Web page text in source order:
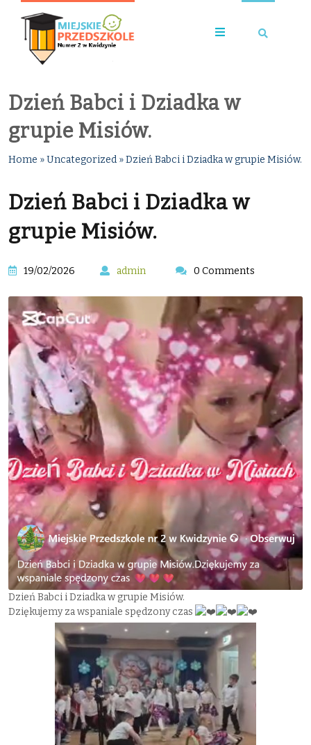
Dzień Babci i Dziadka w
grupie Misiów.
Home »Uncategorized »Dzień Babci i Dziadka w grupie Misiów.
Dzień Babci i Dziadka w
grupie Misiów.
19/02/2026 admin 0 Comments
Dzień Babci i Dziadka w grupie Misiów.
Dziękujemy za wspaniale spędzony czas